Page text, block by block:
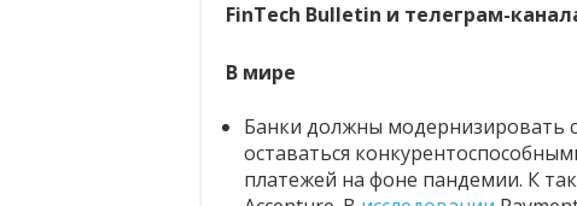
FinTech Bulletin и телеграм-
В мире
Банки должны модернизировать
оставаться
платежей на фоне пандемии. К